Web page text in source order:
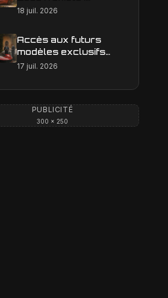
clarification sur les
18 juil. 2026
Accès aux futurs
modèles exclusifs
Ferrari : l'achat
est-il une réalité ?
17 juil. 2026
PUBLICITÉ
300 × 250